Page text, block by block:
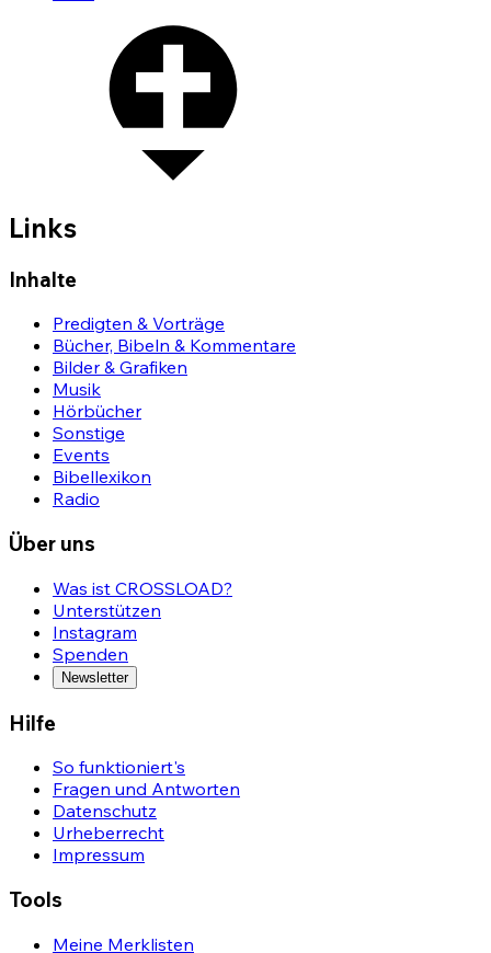
Links
Inhalte
Predigten & Vorträge
Bücher, Bibeln & Kommentare
Bilder & Grafiken
Musik
Hörbücher
Sonstige
Events
Bibellexikon
Radio
Über uns
Was ist CROSSLOAD?
Unterstützen
Instagram
Spenden
Newsletter
Hilfe
So funktioniert's
Fragen und Antworten
Datenschutz
Urheberrecht
Impressum
Tools
Meine Merklisten